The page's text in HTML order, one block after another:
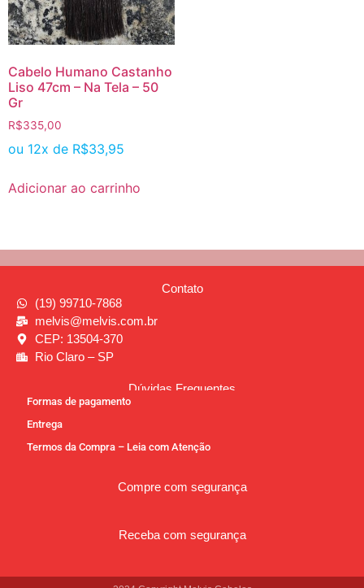
Cabelo Humano Castanho
Liso 47cm – Na Tela – 50
Gr
R$335,00
ou 12x de R$33,95
Adicionar ao carrinho
Contato
(19) 99710-7868
melvis@melvis.com.br
CEP: 13504-370
Rio Claro – SP
Dúvidas Frequentes
Formas de pagamento
Entrega
Termos da Compra – Leia com Atenção
Compre com segurança
Receba com segurança